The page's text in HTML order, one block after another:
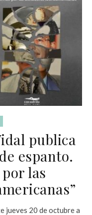
publica
espanto.
las
jueves 20 de octubre a